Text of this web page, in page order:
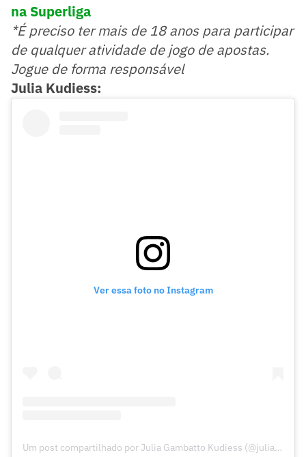
na Superliga
*É preciso ter mais de 18 anos para participar
de qualquer atividade de jogo de apostas.
Jogue de forma responsável
Julia Kudiess:
Ver essa foto no Instagram
Um post compartilhado por Julia Gambatto Kudiess (@juliakudiess)